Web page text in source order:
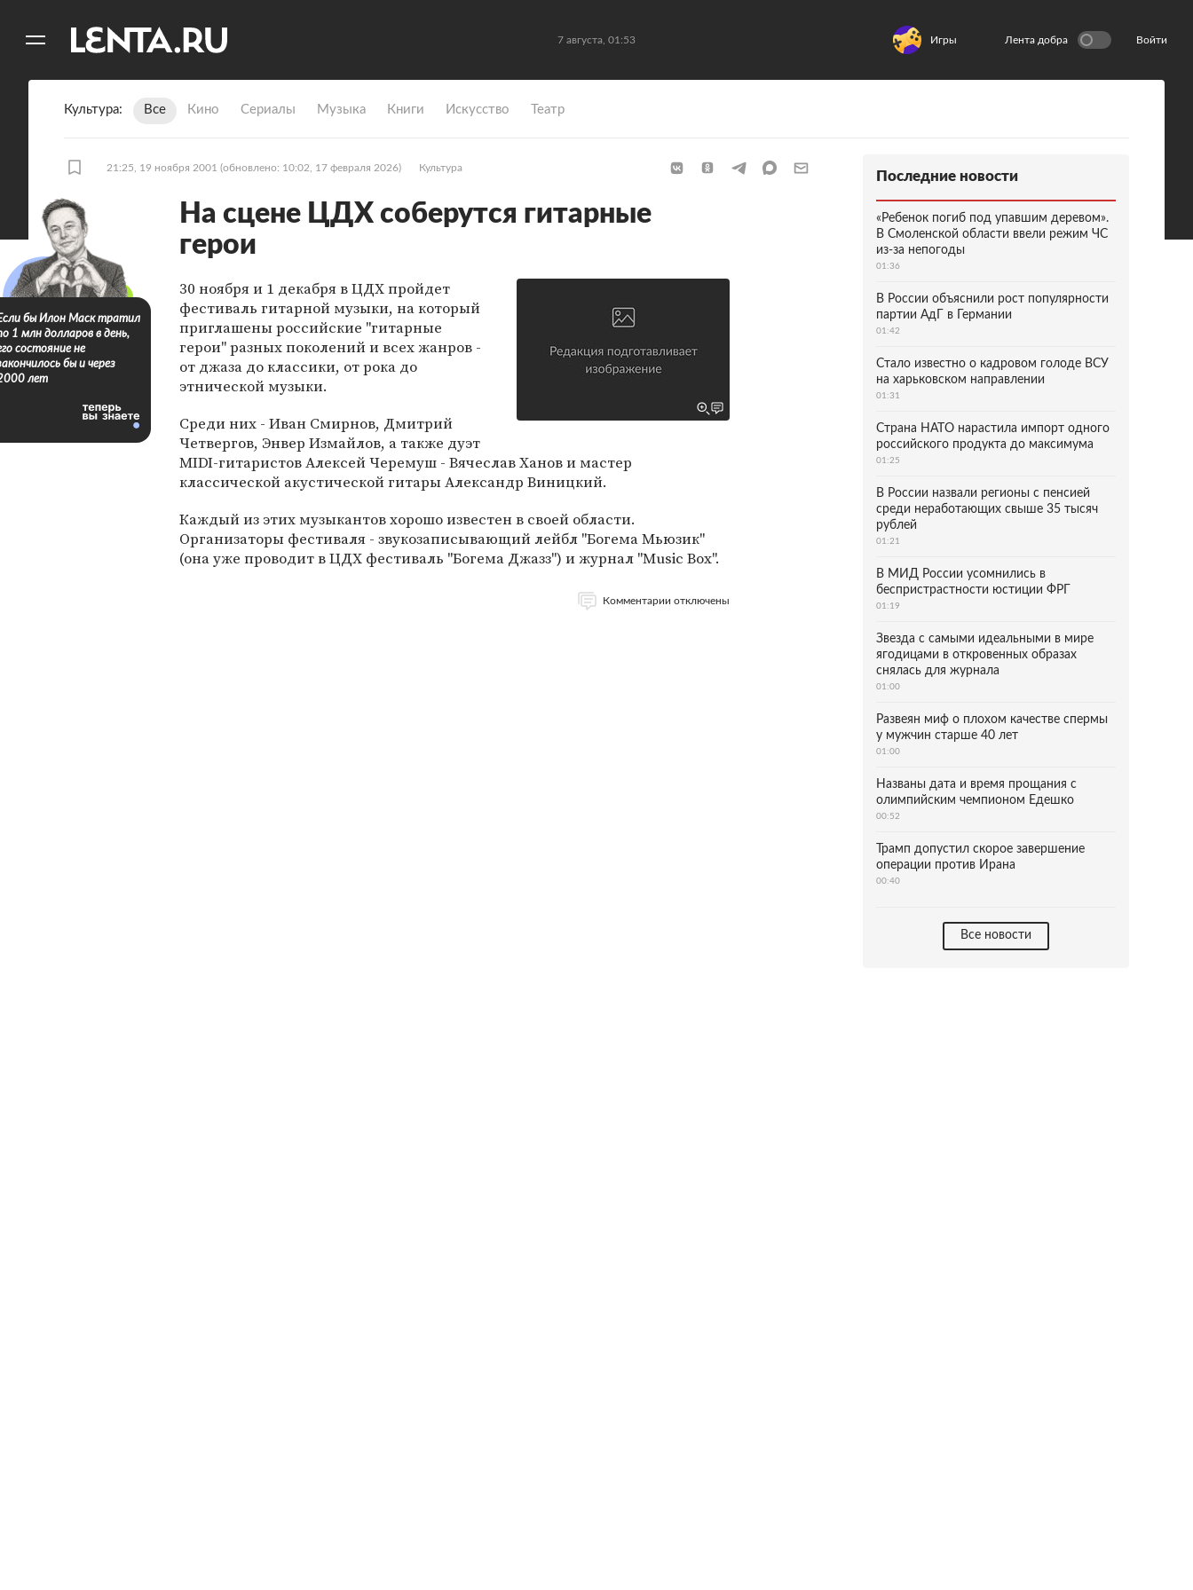
7 августа, 01:53 Игры Лента добра Войти
Культура Все Кино Сериалы Музыка Книги Искусство Театр
21:25, 19 ноября 2001 (обновлено: 10:02, 17 февраля 2026) Культура
На сцене ЦДХ соберутся гитарные
герои
30 ноября и 1 декабря в ЦДХ пройдет
фестиваль гитарной музыки, на который
приглашены российские "гитарные
герои" разных поколений и всех жанров -
от джаза до классики, от рока до
этнической музыки.
Среди них - Иван Смирнов, Дмитрий
Четвергов, Энвер Измайлов, а также дуэт
MIDI-гитаристов Алексей Черемуш - Вячеслав Ханов и мастер
классической акустической гитары Александр Виницкий.
Каждый из этих музыкантов хорошо известен в своей области.
Организаторы фестиваля - звукозаписывающий лейбл "Богема Мьюзик"
(она уже проводит в ЦДХ фестиваль "Богема Джазз") и журнал "Music Box".
Комментарии отключены
бы Илон Маск тратил
1 млн долларов в день,
состояние не
бы и через
лет
Последние новости
«Ребенок погиб под упавшим деревом».
В Смоленской области ввели режим ЧС
из-за непогоды
01:36
В России объяснили рост популярности
партии АдГ в Германии
01:42
Стало известно о кадровом голоде ВСУ
на харьковском направлении
01:31
Страна НАТО нарастила импорт одного
российского продукта до максимума
01:25
В России назвали регионы с пенсией
среди неработающих свыше 35 тысяч
рублей
01:21
В МИД России усомнились в
беспристрастности юстиции ФРГ
01:19
Звезда с самыми идеальными в мире
ягодицами в откровенных образах
снялась для журнала
01:00
Развеян миф о плохом качестве спермы
у мужчин старше 40 лет
01:00
Названы дата и время прощания с
олимпийским чемпионом Едешко
00:52
Трамп допустил скорое завершение
операции против Ирана
00:40
Все новости